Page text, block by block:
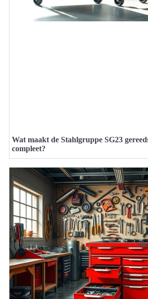
Wat maakt de Stahlgruppe SG23
compleet?